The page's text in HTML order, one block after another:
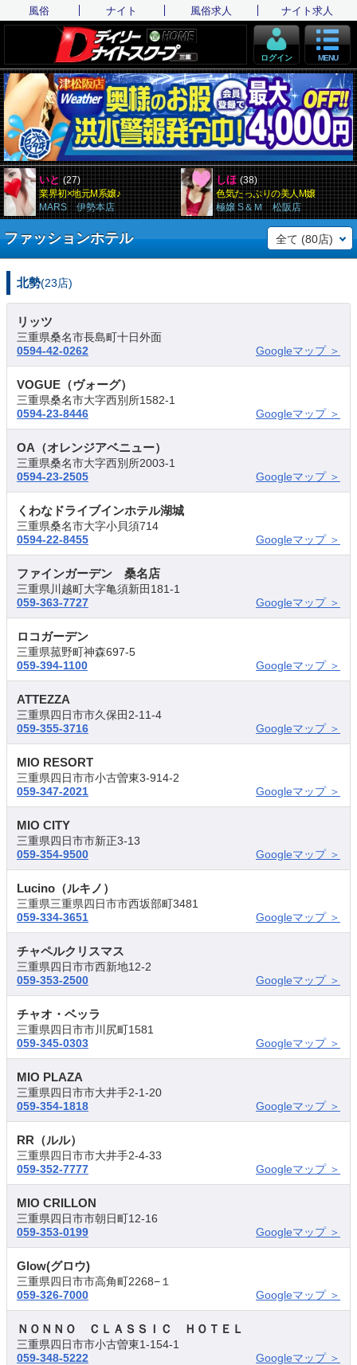
風俗 ナイト 風俗求人 ナイト求人
ログイン MENU
いと (27)
業界初×地元M系嬢♪
MARS 伊勢本店
しほ (38)
色気たっぷりの美人M嬢
極嬢 S＆Ｍ 松阪店
ファッションホテル 全て (80店)
北勢(23店)
リッツ
三重県桑名市長島町十日外面
0594-42-0262
Googleマップ ＞
VOGUE（ヴォーグ）
三重県桑名市大字西別所1582-1
0594-23-8446
Googleマップ ＞
OA（オレンジアベニュー）
三重県桑名市大字西別所2003-1
0594-23-2505
Googleマップ ＞
くわなドライブインホテル湖城
三重県桑名市大字小貝須714
0594-22-8455
Googleマップ ＞
ファインガーデン 桑名店
三重県川越町大字亀須新田181-1
059-363-7727
Googleマップ ＞
ロコガーデン
三重県菰野町神森697-5
059-394-1100
Googleマップ ＞
ATTEZZA
三重県四日市市久保田2-11-4
059-355-3716
Googleマップ ＞
MIO RESORT
三重県四日市市小古曽東3-914-2
059-347-2021
Googleマップ ＞
MIO CITY
三重県四日市市新正3-13
059-354-9500
Googleマップ ＞
Lucino（ルキノ）
三重県三重県四日市市西坂部町3481
059-334-3651
Googleマップ ＞
チャペルクリスマス
三重県四日市市西新地12-2
059-353-2500
Googleマップ ＞
チャオ・ベッラ
三重県四日市市川尻町1581
059-345-0303
Googleマップ ＞
MIO PLAZA
三重県四日市市大井手2-1-20
059-354-1818
Googleマップ ＞
RR（ルル）
三重県四日市市大井手2-4-33
059-352-7777
Googleマップ ＞
MIO CRILLON
三重県四日市市朝日町12-16
059-353-0199
Googleマップ ＞
Glow(グロウ)
三重県四日市市高角町2268−１
059-326-7000
Googleマップ ＞
ＮＯＮＮＯ ＣＬＡＳＳＩＣ ＨＯＴＥＬ
三重県四日市市小古曽東1-154-1
059-348-5222
Googleマップ ＞